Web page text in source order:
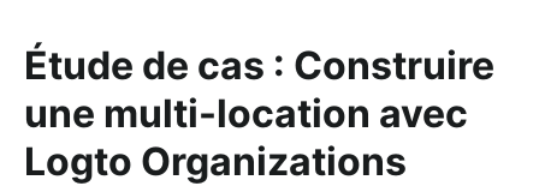
Étude de cas : Construire
une multi-location avec
Logto Organizations